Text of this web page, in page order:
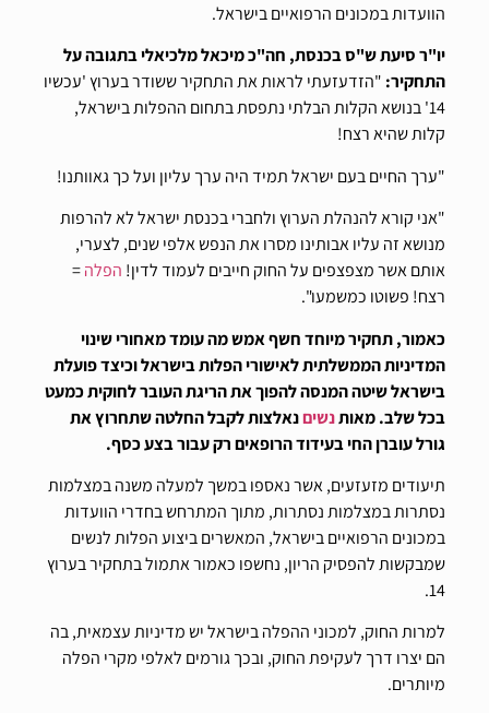
הוועדות במכונים הרפואיים בישראל.
יו"ר סיעת ש"ס בכנסת, חה"כ מיכאל מלכיאלי בתגובה על
התחקיר: "הזדעזעתי לראות את התחקיר ששודר בערוץ 'עכשיו
14' בנושא הקלות הבלתי נתפסת בתחום ההפלות בישראל,
קלות שהיא רצח!
"ערך החיים בעם ישראל תמיד היה ערך עליון ועל כך גאוותנו!
"אני קורא להנהלת הערוץ ולחברי בכנסת ישראל לא להרפות
מנושא זה עליו אבותינו מסרו את הנפש אלפי שנים, לצערי,
אותם אשר מצפצפים על החוק חייבים לעמוד לדין! הפלה=
רצח! פשוטו כמשמעו".
כאמור, תחקיר מיוחד חשף אמש מה עומד מאחורי שינוי
המדיניות הממשלתית לאישורי הפלות בישראל וכיצד פועלת
בישראל שיטה המנסה להפוך את הריגת העובר לחוקית כמעט
בכל שלב. מאותנשיםנאלצות לקבל החלטה שתחרוץ את
גורל עוברן החי בעידוד הרופאים רק עבור בצע כסף.
תיעודים מזעזעים, אשר נאספו במשך למעלה משנה במצלמות
נסתרות במצלמות נסתרות, מתוך המתרחש בחדרי הוועדות
במכונים הרפואיים בישראל, המאשרים ביצוע הפלות לנשים
שמבקשות להפסיק הריון, נחשפו כאמור אתמול בתחקיר בערוץ
14.
למרות החוק, למכוני ההפלה בישראל יש מדיניות עצמאית, בה
הם יצרו דרך לעקיפת החוק, ובכך גורמים לאלפי מקרי הפלה
מיותרים.